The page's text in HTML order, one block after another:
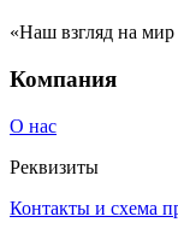
«Наш взгляд на
Компания
О нас
Реквизиты
Контакты и схема